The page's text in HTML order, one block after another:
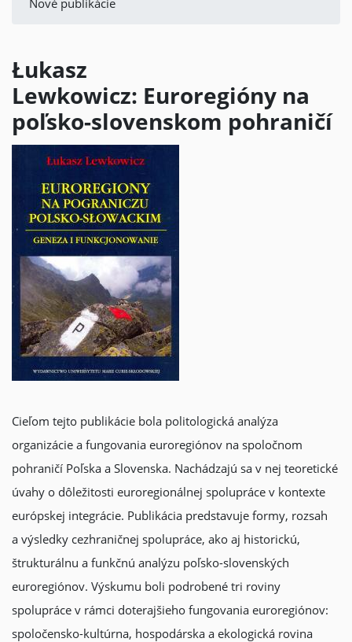
Nové publikácie
Łukasz
Lewkowicz: Euroregióny na
poľsko-slovenskom pohraničí
Cieľom tejto publikácie bola politologická analýza
organizácie a fungovania euroregiónov na spoločnom
pohraničí Poľska a Slovenska. Nachádzajú sa v nej teoretické
úvahy o dôležitosti euroregionálnej spolupráce v kontexte
európskej integrácie. Publikácia predstavuje formy, rozsah
a výsledky cezhraničnej spolupráce, ako aj historickú,
štrukturálnu a funkčnú analýzu poľsko-slovenských
euroregiónov. Výskumu boli podrobené tri roviny
spolupráce v rámci doterajšieho fungovania euroregiónov:
spoločensko-kultúrna, hospodárska a ekologická rovina